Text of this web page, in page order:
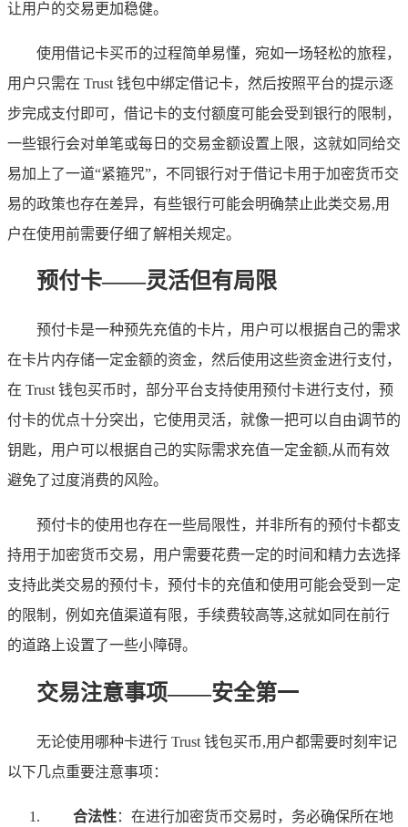
让用户的交易更加稳健。
使用借记卡买币的过程简单易懂，宛如一场轻松的旅程，
用户只需在 Trust 钱包中绑定借记卡，然后按照平台的提示逐
步完成支付即可，借记卡的支付额度可能会受到银行的限制，
一些银行会对单笔或每日的交易金额设置上限，这就如同给交
易加上了一道“紧箍咒”，不同银行对于借记卡用于加密货币交
易的政策也存在差异，有些银行可能会明确禁止此类交易,用
户在使用前需要仔细了解相关规定。
预付卡——灵活但有局限
预付卡是一种预先充值的卡片，用户可以根据自己的需求
在卡片内存储一定金额的资金，然后使用这些资金进行支付，
在 Trust 钱包买币时，部分平台支持使用预付卡进行支付，预
付卡的优点十分突出，它使用灵活，就像一把可以自由调节的
钥匙，用户可以根据自己的实际需求充值一定金额,从而有效
避免了过度消费的风险。
预付卡的使用也存在一些局限性，并非所有的预付卡都支
持用于加密货币交易，用户需要花费一定的时间和精力去选择
支持此类交易的预付卡，预付卡的充值和使用可能会受到一定
的限制，例如充值渠道有限，手续费较高等,这就如同在前行
的道路上设置了一些小障碍。
交易注意事项——安全第一
无论使用哪种卡进行 Trust 钱包买币,用户都需要时刻牢记
以下几点重要注意事项：
合法性：在进行加密货币交易时，务必确保所在地